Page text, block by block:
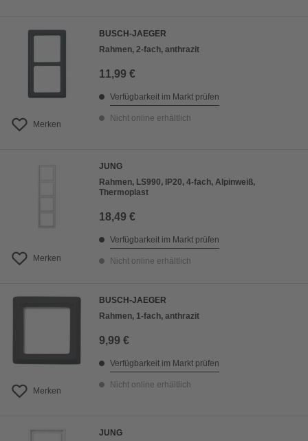
Merken
BUSCH-JAEGER
Rahmen, 2-fach, anthrazit
11,99 €
Verfügbarkeit im Markt prüfen
Nicht online erhältlich
Merken
JUNG
Rahmen, LS990, IP20, 4-fach, Alpinweiß,
Thermoplast
18,49 €
Verfügbarkeit im Markt prüfen
Nicht online erhältlich
Merken
BUSCH-JAEGER
Rahmen, 1-fach, anthrazit
9,99 €
Verfügbarkeit im Markt prüfen
Nicht online erhältlich
JUNG